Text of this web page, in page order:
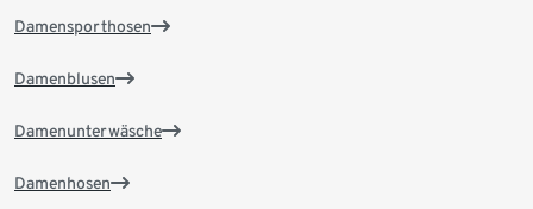
Damensporthosen
Damenblusen
Damenunterwäsche
Damenhosen